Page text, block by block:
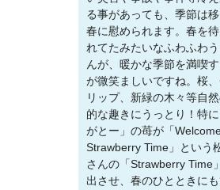
る事があっても、季節は移
春に慰められます。春を
れてたみたいなふわふわう
んが、暖かな季節を満喫
が微笑ましいですね。桜
リップ、新緑の木々等自
的な趣きにうっとり！特
がとー」の苺が「
Strawberry Time」という
さんの「Strawberry Time
出させ、春のひとときに